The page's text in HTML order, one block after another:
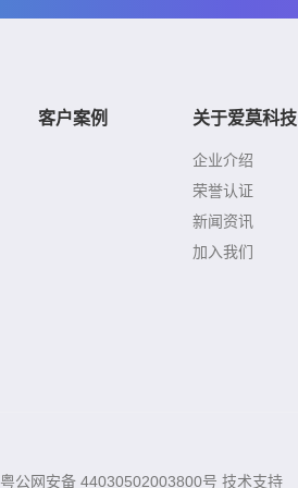
客户案例 关于爱莫科技
企业介绍
荣誉认证
新闻资讯
加入我们
粤公网安备 44030502003800号 技术支持